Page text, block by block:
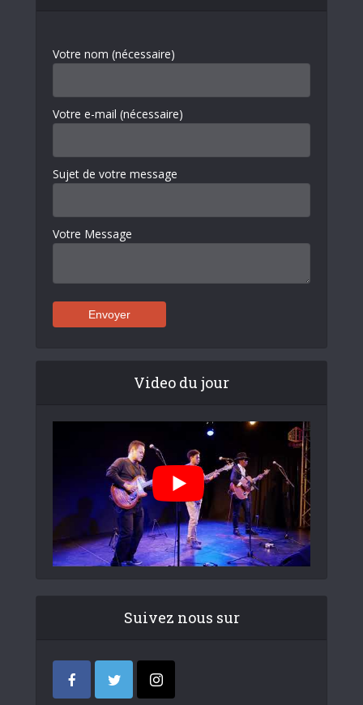
Votre nom (nécessaire)
Votre e-mail (nécessaire)
Sujet de votre message
Votre Message
Video du jour
Suivez nous sur